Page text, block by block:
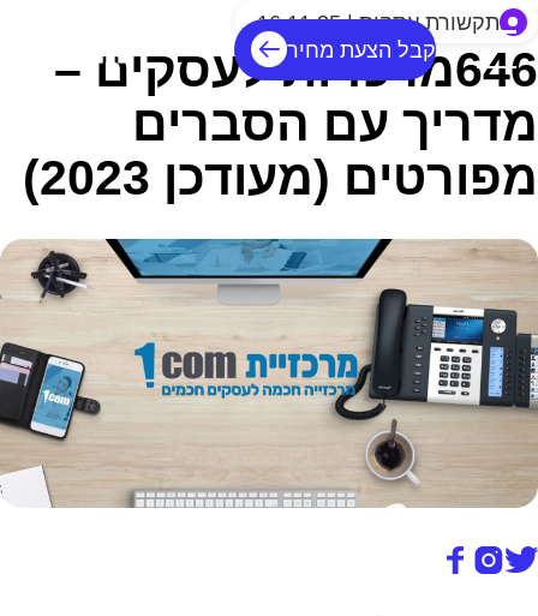
קבל הצעת מחיר
תקשורת עסקית | 16.11.25
646מרכזיות לעסקים –
מדריך עם הסברים
מפורטים (מעודכן 2023)